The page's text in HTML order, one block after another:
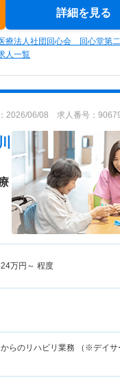
詳細を見る
療法人社団回心会 回心堂第
人一覧
2026/06/08 求人番号：
万円～ 程度
らのリハビリ業務 （※デイサ